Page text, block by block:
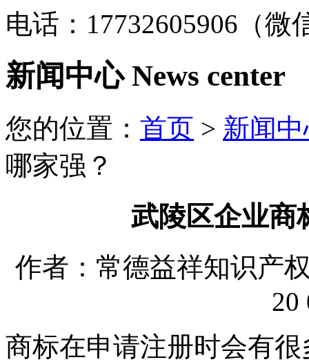
电话：17732605906（微
新闻中心News center
您的位置： 首页 > 新闻
哪家强？
武陵区企业商
作者：常德益祥知识产
20
商标在申请注册时会有